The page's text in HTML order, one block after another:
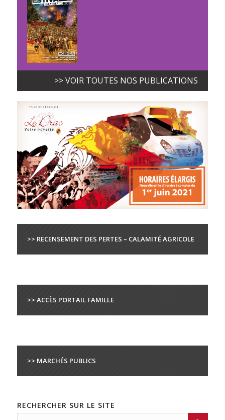
>> VOIR TOUTES NOS PUBLICATIONS
>> RECENSEMENT DES PERTES – CALAMITÉ AGRICOLE
>> ACCÈS PORTAIL FAMILLE
>> MARCHÉS PUBLICS
RECHERCHER SUR LE SITE